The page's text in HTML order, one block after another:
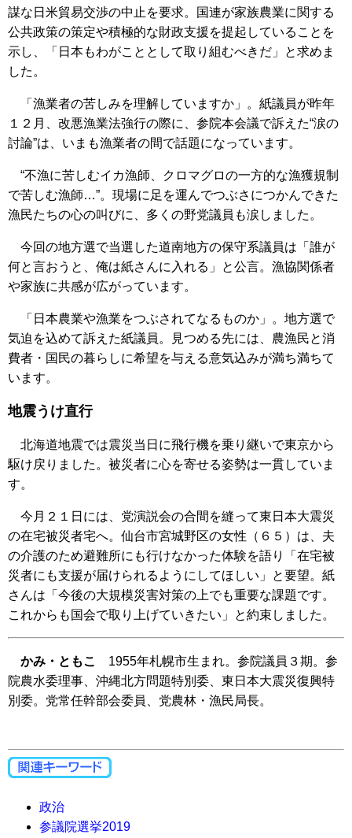
謀な日米貿易交渉の中止を要求。国連が家族農業に関する
公共政策の策定や積極的な財政支援を提起していることを
示し、「日本もわがこととして取り組むべきだ」と求めま
した。
「漁業者の苦しみを理解していますか」。紙議員が昨年
１２月、改悪漁業法強行の際に、参院本会議で訴えた“涙の
討論”は、いまも漁業者の間で話題になっています。
“不漁に苦しむイカ漁師、クロマグロの一方的な漁獲規制
で苦しむ漁師…”。現場に足を運んでつぶさにつかんできた
漁民たちの心の叫びに、多くの野党議員も涙しました。
今回の地方選で当選した道南地方の保守系議員は「誰が
何と言おうと、俺は紙さんに入れる」と公言。漁協関係者
や家族に共感が広がっています。
「日本農業や漁業をつぶされてなるものか」。地方選で
気迫を込めて訴えた紙議員。見つめる先には、農漁民と消
費者・国民の暮らしに希望を与える意気込みが満ち満ちて
います。
地震うけ直行
北海道地震では震災当日に飛行機を乗り継いで東京から
駆け戻りました。被災者に心を寄せる姿勢は一貫していま
す。
今月２１日には、党演説会の合間を縫って東日本大震災
の在宅被災者宅へ。仙台市宮城野区の女性（６５）は、夫
の介護のため避難所にも行けなかった体験を語り「在宅被
災者にも支援が届けられるようにしてほしい」と要望。紙
さんは「今後の大規模災害対策の上でも重要な課題です。
これからも国会で取り上げていきたい」と約束しました。
かみ・ともこ
1955年札幌市生まれ。参院議員３期。参
院農水委理事、沖縄北方問題特別委、東日本大震災復興特
別委。党常任幹部会委員、党農林・漁民局長。
政治
参議院選挙2019